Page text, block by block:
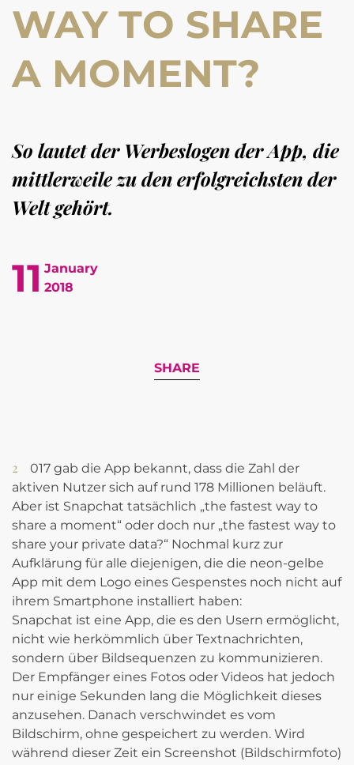
WAY TO SHARE
A MOMENT?
So lautet der Werbeslogen der App, die
mittlerweile zu den erfolgreichsten der
Welt gehört.
11 January
2018
SHARE
2017 gab die App bekannt, dass die Zahl der
aktiven Nutzer sich auf rund 178 Millionen beläuft.
Aber ist Snapchat tatsächlich „the fastest way to
share a moment“ oder doch nur „the fastest way to
share your private data?“ Nochmal kurz zur
Aufklärung für alle diejenigen, die die neon-gelbe
App mit dem Logo eines Gespenstes noch nicht auf
ihrem Smartphone installiert haben:
Snapchat ist eine App, die es den Usern ermöglicht,
nicht wie herkömmlich über Textnachrichten,
sondern über Bildsequenzen zu kommunizieren.
Der Empfänger eines Fotos oder Videos hat jedoch
nur einige Sekunden lang die Möglichkeit dieses
anzusehen. Danach verschwindet es vom
Bildschirm, ohne gespeichert zu werden. Wird
während dieser Zeit ein Screenshot (Bildschirmfoto)